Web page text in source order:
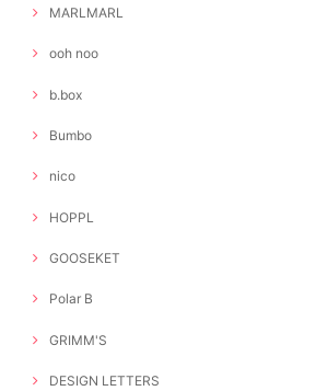
MARLMARL
ooh noo
b.box
Bumbo
nico
HOPPL
GOOSEKET
Polar B
GRIMM'S
DESIGN LETTERS